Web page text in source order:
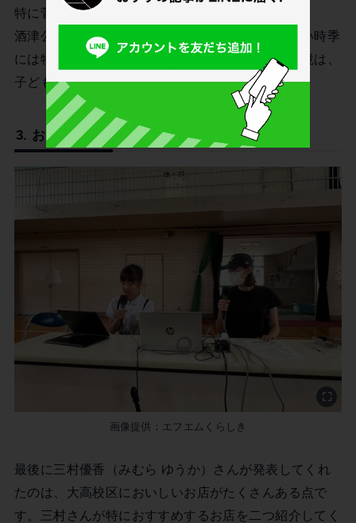
特に菅野さんのおすすめは
酒津公園には水遊びができる場所があるため、暑い時季
には特に楽しめるそうです。のびのびと遊べる環境は、
子どもたちにとっても大きな魅力です。
3. おいしいお店が集うエリア
画像提供：エフエムくらしき
最後に三村優香（みむら ゆうか）さんが発表してくれ
たのは、大高校区においしいお店がたくさんある点で
す。三村さんが特におすすめするお店を二つ紹介してく